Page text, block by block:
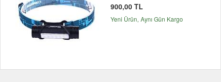
900,00 TL
Yeni Ürün Aynı Gün Kargo